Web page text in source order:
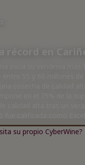
esta vendimia récord!